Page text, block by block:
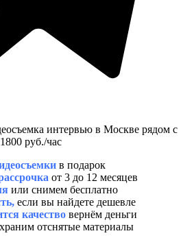
интервью в Москве рядом с
руб./час
в подарок
от 3 до 12 месяцев
или снимем бесплатно
если вы найдете дешевле
качество вернём деньги
храним отснятые материалы